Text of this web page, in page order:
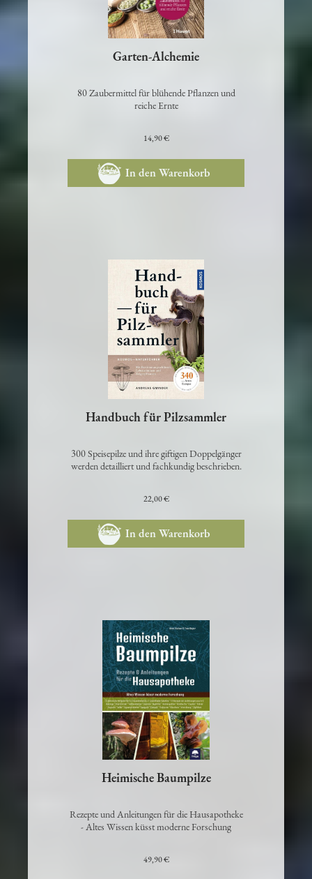
Garten-Alchemie
80 Zaubermittel für blühende Pflanzen und
reiche Ernte
14,90 €
In den Warenkorb
Handbuch für Pilzsammler
300 Speisepilze und ihre giftigen Doppelgänger
werden detailliert und fachkundig beschrieben.
22,00 €
In den Warenkorb
Heimische Baumpilze
Rezepte und Anleitungen für die Hausapotheke
- Altes Wissen küsst moderne Forschung
49,90 €